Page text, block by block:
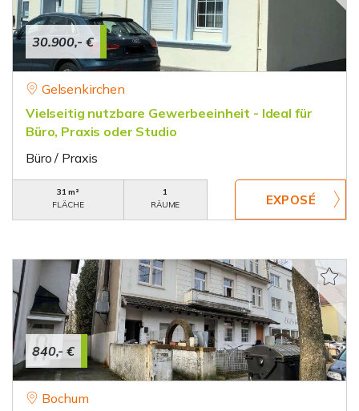
30.900,- €
Gelsenkirchen
Vielseitig nutzbare Gewerbeeinheit - Ideal für
Büro, Praxis oder Studio
Büro / Praxis
31 m²
FLÄCHE
1
RÄUME
840,- €
Bochum